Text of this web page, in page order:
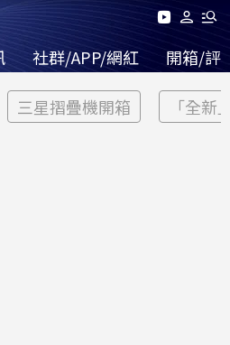
社群/APP/網紅 開箱/評
三星摺疊機開箱 「全新